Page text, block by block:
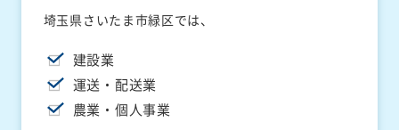
埼玉県さいたま市緑区では、
建設業
運送・配送業
農業・個人事業